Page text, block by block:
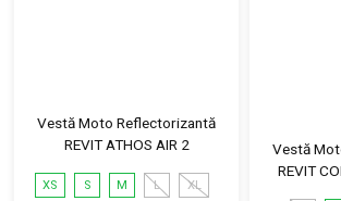
Vestă Moto Reflectorizantă
REVIT ATHOS AIR 2
XS S M L XL
Vestă
REVIT